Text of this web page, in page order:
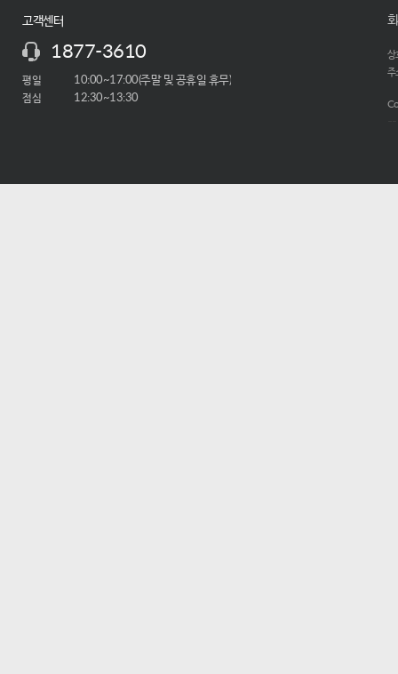
고객센터
1877-3610
평일 10:00~17:00(주말 및 공휴일 휴무)
점심 12:30~13:30
상
주